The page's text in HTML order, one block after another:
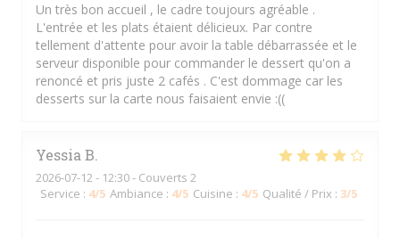
Un très bon accueil , le cadre toujours agréable .
L'entrée et les plats étaient délicieux. Par contre
tellement d'attente pour avoir la table débarrassée et le
serveur disponible pour commander le dessert qu'on a
renoncé et pris juste 2 cafés . C'est dommage car les
desserts sur la carte nous faisaient envie :((
Yessia B
2026-07-12 - 12:30 - Couverts 2
Service : 4/5 Ambiance : 4/5 Cuisine : 4/5 Qualité / Prix : 3/5